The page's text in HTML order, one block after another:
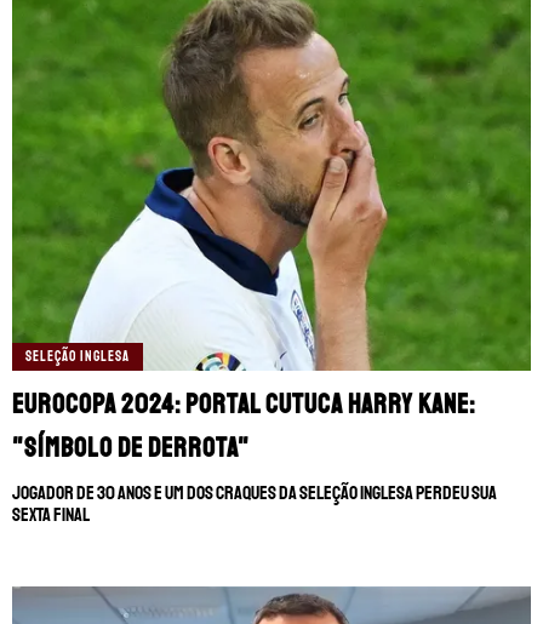
SELEÇÃO INGLESA
Eurocopa 2024: Portal cutuca Harry Kane:
"Símbolo de derrota"
Jogador de 30 anos e um dos craques da Seleção Inglesa perdeu sua
sexta final